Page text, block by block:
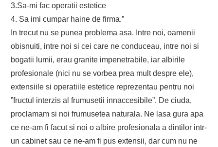
3.Sa-mi fac operatii estetice
4. Sa imi cumpar haine de firma.”
In trecut nu se punea problema asa. Intre noi, oamenii
obisnuiti, intre noi si cei care ne conduceau, intre noi si
bogatii lumii, erau granite impenetrabile, iar albirile
profesionale (nici nu se vorbea prea mult despre ele),
extensiile si operatiile estetice reprezentau pentru noi
”fructul interzis al frumusetii innaccesibile”. De ciuda,
proclamam si noi frumusetea naturala. Ne lasa gura apa
ce ne-am fi facut si noi o albire profesionala a dintilor intr-
un cabinet sau ce ne-am fi pus extensii, dar cum nu ne